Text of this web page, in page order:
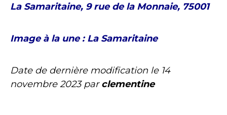
La Samaritaine, 9 rue de la Monnaie, 75001
Image à la une : La Samaritaine
Date de dernière modification le 14
novembre 2023parclementine